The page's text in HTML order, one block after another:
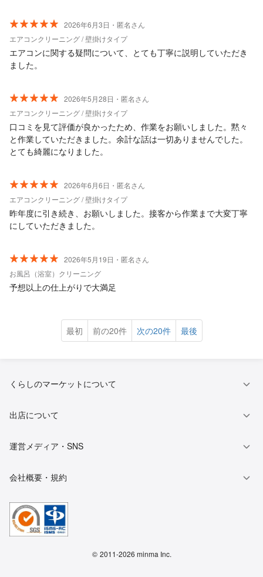
2026年6月3日・匿名さん
エアコンクリーニング / 壁掛けタイプ
エアコンに関する疑問について、とても丁寧に説明していただき
ました。
2026年5月28日・匿名さん
エアコンクリーニング / 壁掛けタイプ
口コミを見て評価が良かったため、作業をお願いしました。黙々
と作業していただきました。余計な話は一切ありませんでした。
とても綺麗になりました。
2026年6月6日・匿名さん
エアコンクリーニング / 壁掛けタイプ
昨年度に引き続き、お願いしました。接客から作業まで大変丁寧
にしていただきました。
2026年5月19日・匿名さん
お風呂（浴室）クリーニング
予想以上の仕上がりで大満足
最初 前の20件 次の20件 最後
くらしのマーケットについて
出店について
運営メディア・SNS
会社概要・規約
© 2011-2026 minma Inc.